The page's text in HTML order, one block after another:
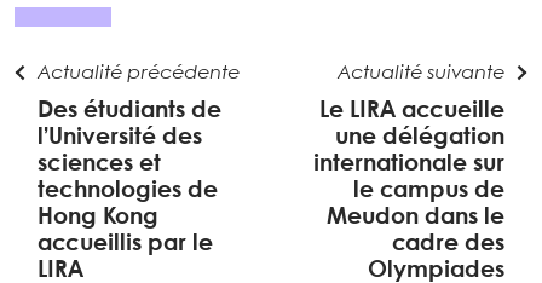
Actualité précédente
Des étudiants de
l’Université des
sciences et
technologies de
Hong Kong
accueillis par le
LIRA
Actualité suivante
Le LIRA accueille
une délégation
internationale sur
le campus de
Meudon dans le
cadre des
Olympiades